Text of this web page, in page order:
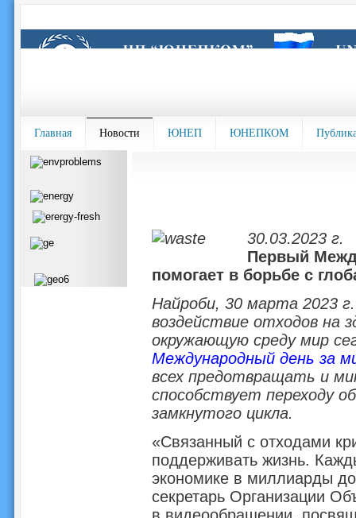
Главная Новости ЮНЕП ЮНЕПКОМ
30.03.2023 г.
Первый
помогает в борьбе с
Найроби, 30 марта 2023
воздействие отходов на
окружающую среду мир
Международный день за
всех предотвращать и
способствует переходу
замкнутого цикла.
«Связанный с отходами
поддерживать жизнь.
экономике в миллиарды
секретарь Организации